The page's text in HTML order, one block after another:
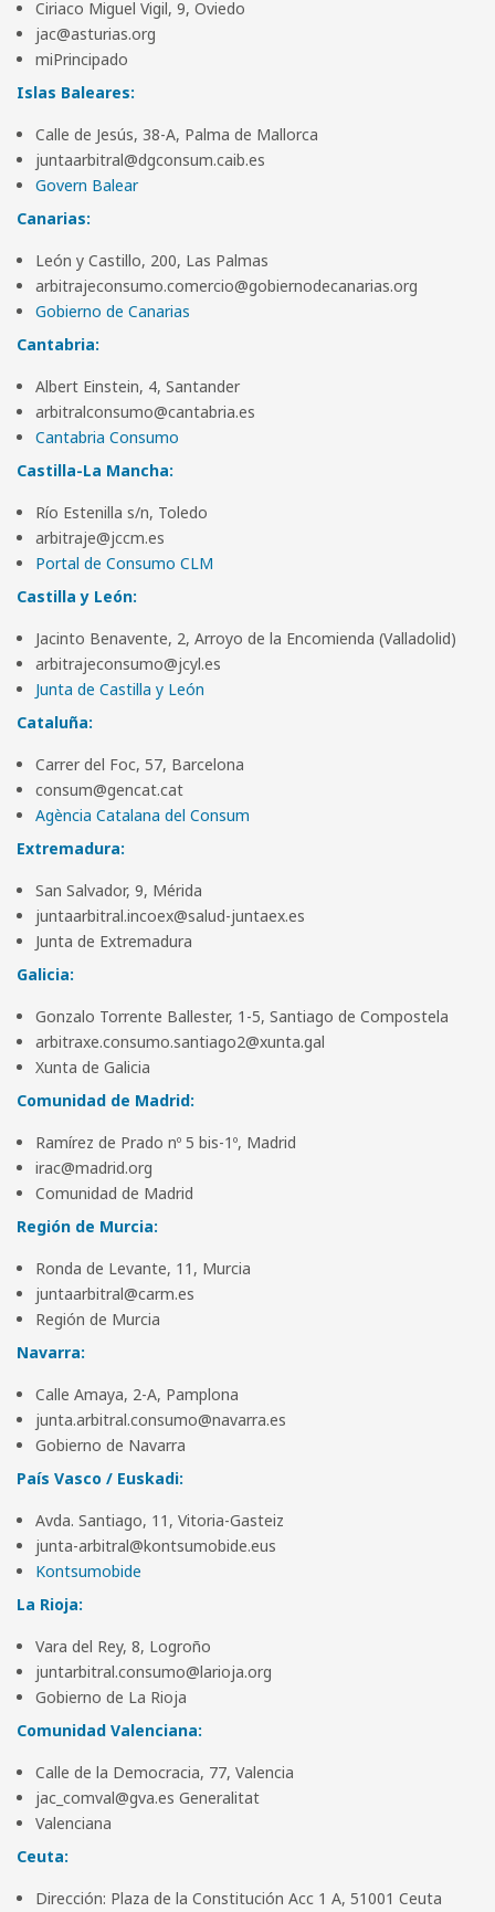
Ciriaco Miguel Vigil, 9, Oviedo
jac@asturias.org
miPrincipado
Islas Baleares:
Calle de Jesús, 38-A, Palma de Mallorca
juntaarbitral@dgconsum.caib.es
Govern Balear
Canarias:
León y Castillo, 200, Las Palmas
arbitrajeconsumo.comercio@gobiernodecanarias.org
Gobierno de Canarias
Cantabria:
Albert Einstein, 4, Santander
arbitralconsumo@cantabria.es
Cantabria Consumo
Castilla-La Mancha:
Río Estenilla s/n, Toledo
arbitraje@jccm.es
Portal de Consumo CLM
Castilla y León:
Jacinto Benavente, 2, Arroyo de la Encomienda (Valladolid)
arbitrajeconsumo@jcyl.es
Junta de Castilla y León
Cataluña:
Carrer del Foc, 57, Barcelona
consum@gencat.cat
Agència Catalana del Consum
Extremadura:
San Salvador, 9, Mérida
juntaarbitral.incoex@salud-juntaex.es
Junta de Extremadura
Galicia:
Gonzalo Torrente Ballester, 1-5, Santiago de Compostela
arbitraxe.consumo.santiago2@xunta.gal
Xunta de Galicia
Comunidad de Madrid:
Ramírez de Prado nº 5 bis-1º, Madrid
irac@madrid.org
Comunidad de Madrid
Región de Murcia:
Ronda de Levante, 11, Murcia
juntaarbitral@carm.es
Región de Murcia
Navarra:
Calle Amaya, 2-A, Pamplona
junta.arbitral.consumo@navarra.es
Gobierno de Navarra
País Vasco / Euskadi:
Avda. Santiago, 11, Vitoria-Gasteiz
junta-arbitral@kontsumobide.eus
Kontsumobide
La Rioja:
Vara del Rey, 8, Logroño
juntarbitral.consumo@larioja.org
Gobierno de La Rioja
Comunidad Valenciana:
Calle de la Democracia, 77, Valencia
jac_comval@gva.es Generalitat
Valenciana
Ceuta:
Dirección: Plaza de la Constitución Acc 1 A, 51001 Ceuta